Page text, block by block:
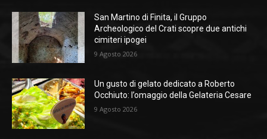
San Martino di Finita, il Gruppo
Archeologico del Crati scopre due antichi
cimiteri ipogei
9 Agosto 2026
Un gusto di gelato dedicato a Roberto
Occhiuto: l’omaggio della Gelateria Cesare
9 Agosto 2026